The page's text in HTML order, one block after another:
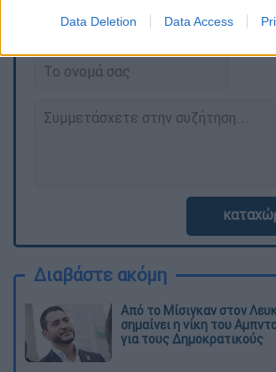
Data Deletion Data Access
ΕΘΝΟΣ θα παρεμβαίνει και τα προσβλητικά
Διαβάστε ακόμη
Από το Μίσιγκαν στον
σημαίνει η νίκη του
για τους Δημοκρατικούς